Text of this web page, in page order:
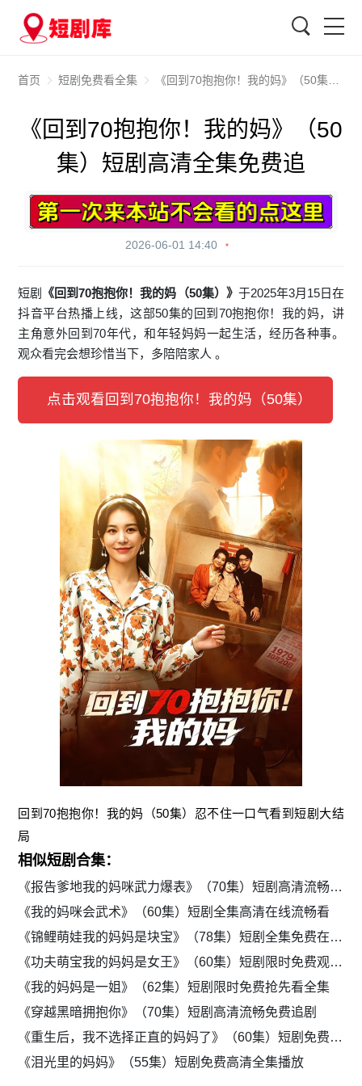
首页 短剧免费看全集 《回到70抱抱你！我的妈》（50集）短剧高清全集免费追
《回到70抱抱你！我的妈》（50
集）短剧高清全集免费追
2026-06-01 14:40
短剧 《回到70抱抱你！我的妈（50集）》 于2025年3月15日在
抖音平台热播上线，这部50集的回到70抱抱你！我的妈，讲
主角意外回到70年代，和年轻妈妈一起生活，经历各种事。
观众看完会想珍惜当下，多陪陪家人 。
点击观看回到70抱抱你！我的妈（50集）
回到70抱抱你！我的妈（50集）忍不住一口气看到短剧大结
局
相似短剧合集：
《报告爹地我的妈咪武力爆表》（70集）短剧高清流畅在线播放
《我的妈咪会武术》（60集）短剧全集高清在线流畅看
《锦鲤萌娃我的妈妈是块宝》（78集）短剧全集免费在线播放
《功夫萌宝我的妈妈是女王》（60集）短剧限时免费观看全集
《我的妈妈是一姐》（62集）短剧限时免费抢先看全集
《穿越黑暗拥抱你》（70集）短剧高清流畅免费追剧
《重生后，我不选择正直的妈妈了》（60集）短剧免费高清全集追剧
《泪光里的妈妈》（55集）短剧免费高清全集播放